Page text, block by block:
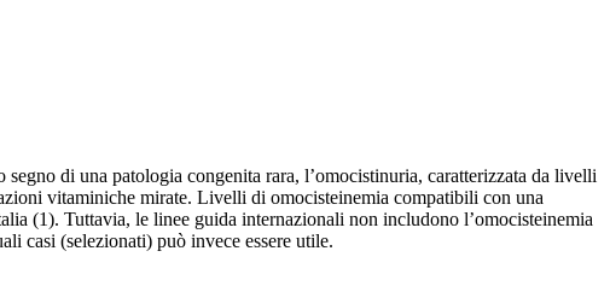
di una patologia congenita rara, l’omocistinuria, caratterizzata da livelli
vitaminiche mirate. Livelli di omocisteinemia compatibili con una
(1). Tuttavia, le linee guida internazionali non includono l’omocisteinemia
casi (selezionati) può invece essere utile.